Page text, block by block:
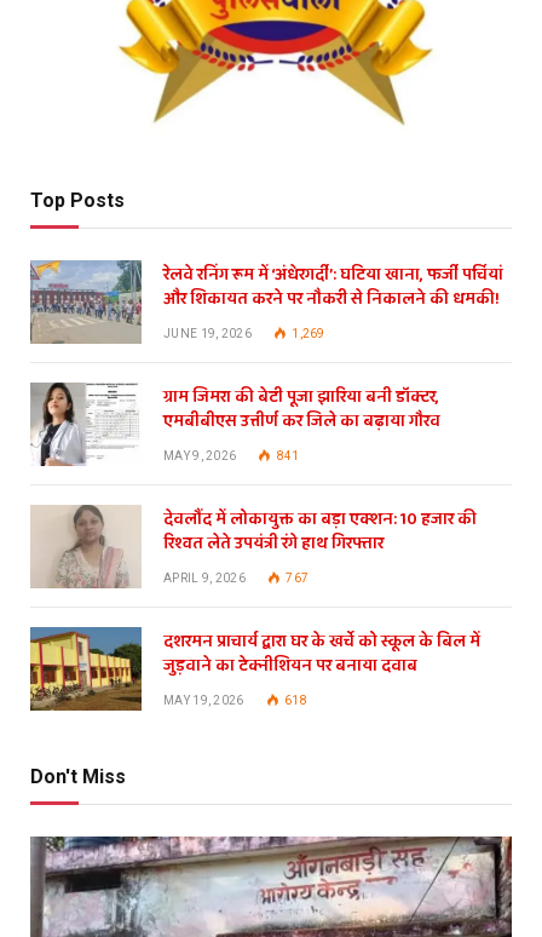
Top Posts
रेलवे रनिंग रूम में ‘अंधेरगर्दी’: घटिया खाना, फर्जी पर्चियां
और शिकायत करने पर नौकरी से निकालने की धमकी!
JUNE 19, 2026 1,269
ग्राम जिमरा की बेटी पूजा झारिया बनी डॉक्टर,
एमबीबीएस उत्तीर्ण कर जिले का बढ़ाया गौरव
MAY 9, 2026 841
देवलौंद में लोकायुक्त का बड़ा एक्शन: 10 हजार की
रिश्वत लेते उपयंत्री रंगे हाथ गिरफ्तार
APRIL 9, 2026 767
दशरमन प्राचार्य द्वारा घर के खर्चे को स्कूल के बिल में
जुड़वाने का टेक्नीशियन पर बनाया दवाब
MAY 19, 2026 618
Don't Miss